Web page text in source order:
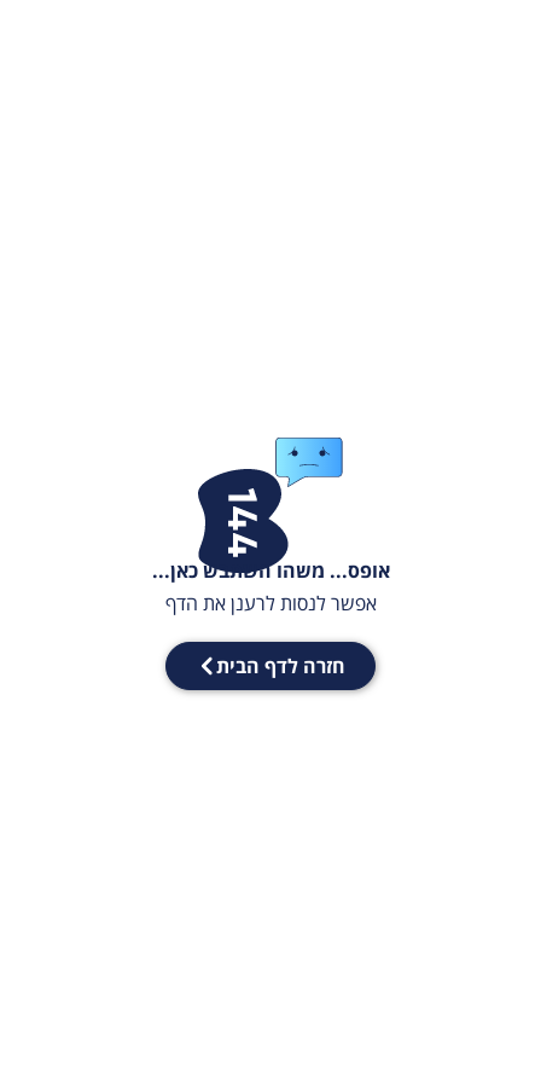
אופס... משהו השתבש כאן...
אפשר לנסות לרענן את הדף
חזרה לדף הבית